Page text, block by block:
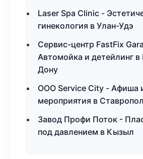
Laser Spa Clinic -
гинекология в Улан-Удэ
Сервис-центр FastFix
Автомойка и детейлинг
Дону
ООО Service City - Афиша
мероприятия в
Завод Профи Поток -
под давлением в Кызыл